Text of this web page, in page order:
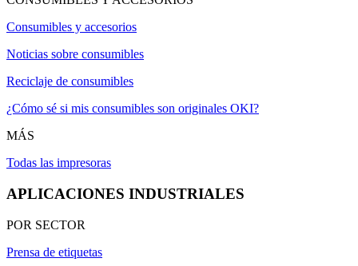
Consumibles y accesorios
Noticias sobre consumibles
Reciclaje de consumibles
¿Cómo sé si mis consumibles son originales OKI?
MÁS
Todas las impresoras
APLICACIONES INDUSTRIALES
POR SECTOR
Prensa de etiquetas